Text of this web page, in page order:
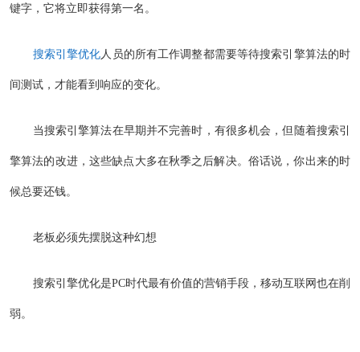
键字，它将立即获得第一名。
搜索引擎优化人员的所有工作调整都需要等待搜索引擎算法的时
间测试，才能看到响应的变化。
当搜索引擎算法在早期并不完善时，有很多机会，但随着搜索引
擎算法的改进，这些缺点大多在秋季之后解决。俗话说，你出来的时
候总要还钱。
老板必须先摆脱这种幻想
搜索引擎优化是PC时代最有价值的营销手段，移动互联网也在削
弱。